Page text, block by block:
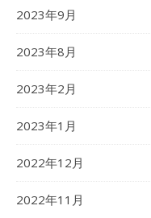
2023年9月
2023年8月
2023年2月
2023年1月
2022年12月
2022年11月